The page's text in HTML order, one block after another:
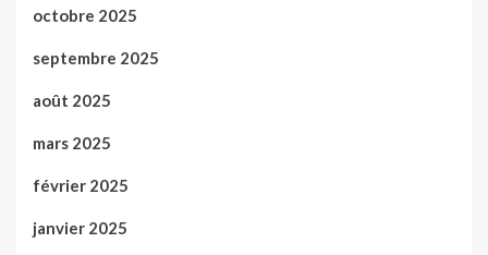
octobre 2025
septembre 2025
août 2025
mars 2025
février 2025
janvier 2025